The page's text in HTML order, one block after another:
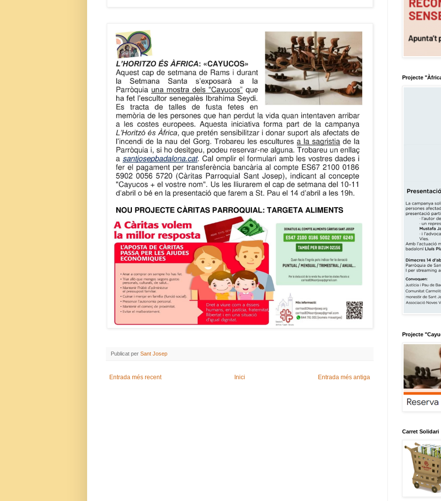
Publicat per Sant Josep
Entrada més recent Entrada més antiga
Inici
Projecte
Projecte
Carret Solidari